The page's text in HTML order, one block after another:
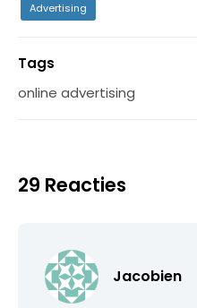
Advertising
Tags
online advertising
29 Reacties
Jacobien